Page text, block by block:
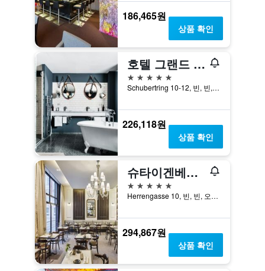
186,465원
상품 확인
호텔 그랜드 페르디난트 빈
5성급
Schubertring 10-12, 빈, 빈, 오스트리아
226,118원
상품 확인
슈타이겐베르거 호텔 헤렌호프
5성급
Herrengasse 10, 빈, 빈, 오스트리아
294,867원
상품 확인